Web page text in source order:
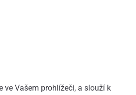
ve Vašem prohlížeči, a slouží k